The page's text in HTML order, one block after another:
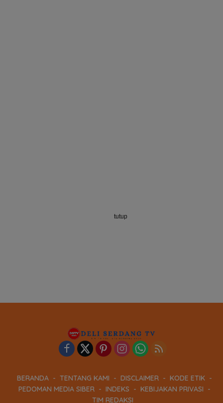
BERANDA TENTANG KAMI DISCLAIMER
KODE ETIK
PEDOMAN MEDIA SIBER
INDEKS
KEBIJAKAN PRIVASI
TIM REDAKSI
tutup